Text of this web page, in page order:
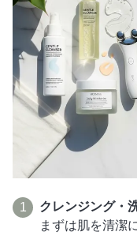
クレンジング・
まずは肌を清潔に